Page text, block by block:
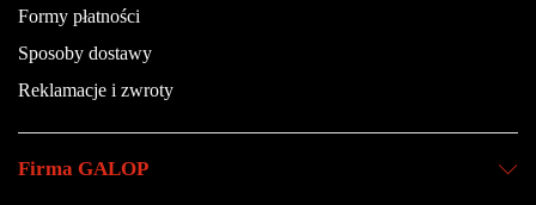
Formy płatności
Sposoby dostawy
Reklamacje i zwroty
Firma GALOP